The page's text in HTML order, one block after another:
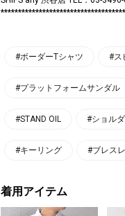
#ボーダーTシャツ #ス
#プラットフォームサンダル
#STAND OIL #ショル
#キーリング #ブレス
着用アイテム